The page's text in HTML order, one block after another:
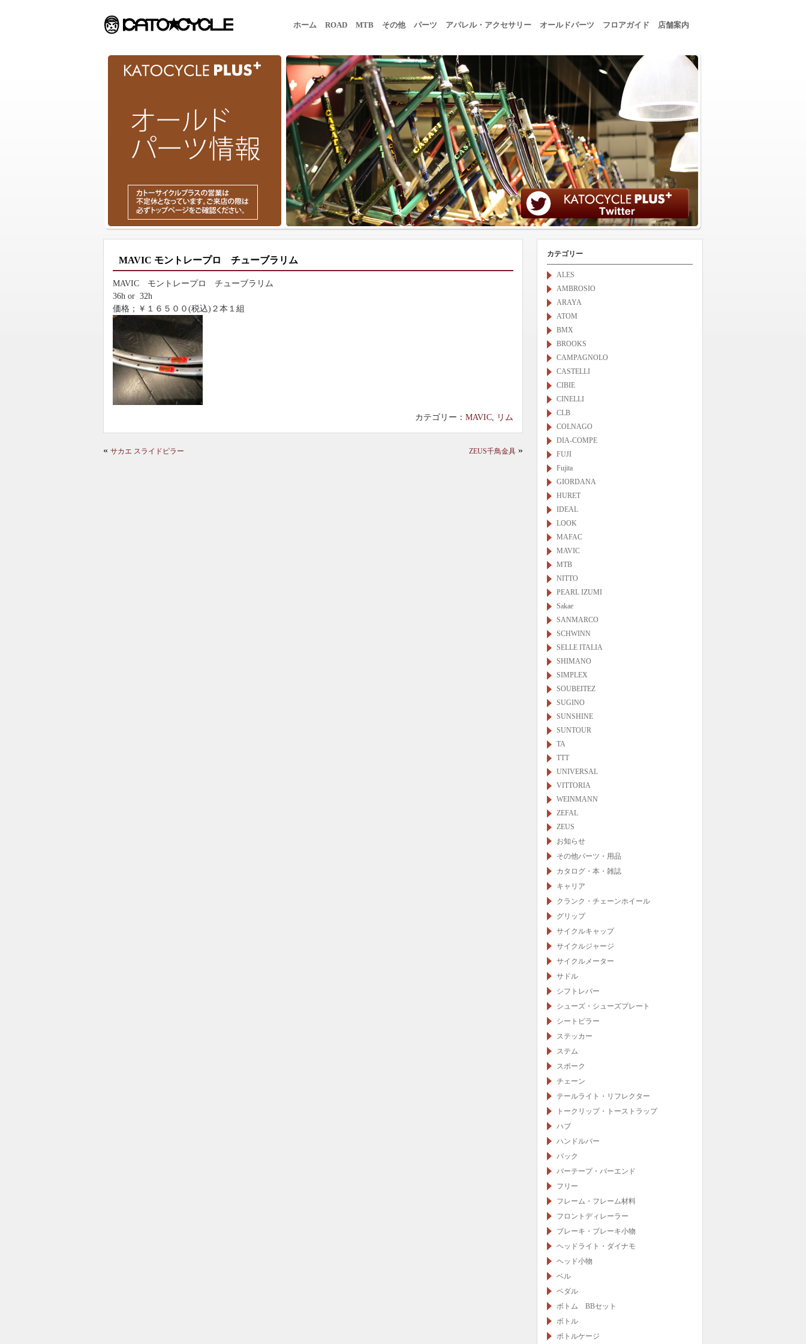
ホーム ROAD MTB その他 パーツ アパレル・アクセサリー オールドパーツ フロアガイド 店舗案内
MAVIC モントレープロ チューブラリム
MAVIC モントレープロ チューブラリム
36h or 32h
価格；￥１６５００(税込)２本１組
カテゴリー： MAVIC, リム
« サカエ スライドピラー ZEUS千鳥金具 »
カテゴリー
ALES
AMBROSIO
ARAYA
ATOM
BMX
BROOKS
CAMPAGNOLO
CASTELLI
CIBIE
CINELLI
CLB
COLNAGO
DIA-COMPE
FUJI
Fujita
GIORDANA
HURET
IDEAL
LOOK
MAFAC
MAVIC
MTB
NITTO
PEARL IZUMI
Sakae
SANMARCO
SCHWINN
SELLE ITALIA
SHIMANO
SIMPLEX
SOUBEITEZ
SUGINO
SUNSHINE
SUNTOUR
TA
TTT
UNIVERSAL
VITTORIA
WEINMANN
ZEFAL
ZEUS
お知らせ
その他パーツ・用品
カタログ・本・雑誌
キャリア
クランク・チェーンホイール
グリップ
サイクルキャップ
サイクルジャージ
サイクルメーター
サドル
シフトレバー
シューズ・シューズプレート
シートピラー
ステッカー
ステム
スポーク
チェーン
テールライト・リフレクター
トークリップ・トーストラップ
ハブ
ハンドルバー
バック
バーテープ・バーエンド
フリー
フレーム・フレーム材料
フロントディレーラー
ブレーキ・ブレーキ小物
ヘッドライト・ダイナモ
ヘッド小物
ベル
ペダル
ボトム BBセット
ボトル
ボトルケージ